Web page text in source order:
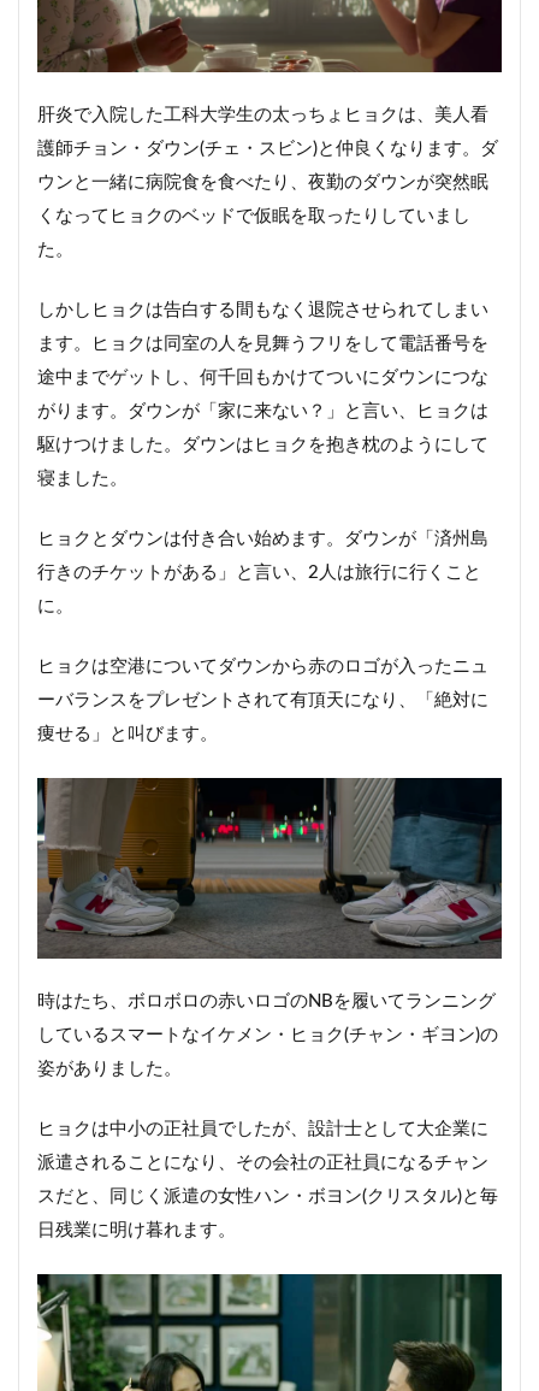
肝炎で入院した工科大学生の太っちょヒョクは、美人看
護師チョン・ダウン(チェ・スビン)と仲良くなります。ダ
ウンと一緒に病院食を食べたり、夜勤のダウンが突然眠
くなってヒョクのベッドで仮眠を取ったりしていまし
た。
しかしヒョクは告白する間もなく退院させられてしまい
ます。ヒョクは同室の人を見舞うフリをして電話番号を
途中までゲットし、何千回もかけてついにダウンにつな
がります。ダウンが「家に来ない？」と言い、ヒョクは
駆けつけました。ダウンはヒョクを抱き枕のようにして
寝ました。
ヒョクとダウンは付き合い始めます。ダウンが「済州島
行きのチケットがある」と言い、2人は旅行に行くこと
に。
ヒョクは空港についてダウンから赤のロゴが入ったニュ
ーバランスをプレゼントされて有頂天になり、「絶対に
痩せる」と叫びます。
時はたち、ボロボロの赤いロゴのNBを履いてランニング
しているスマートなイケメン・ヒョク(チャン・ギヨン)の
姿がありました。
ヒョクは中小の正社員でしたが、設計士として大企業に
派遣されることになり、その会社の正社員になるチャン
スだと、同じく派遣の女性ハン・ボヨン(クリスタル)と毎
日残業に明け暮れます。